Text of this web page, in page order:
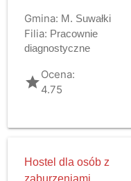
Gmina: M. Suwałki
Filia: Pracownie
diagnostyczne
gradeOcena:
4.75
Hostel dla osób z
zaburzeniami